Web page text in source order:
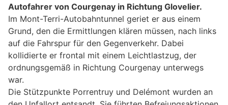
Autofahrer von Courgenay in Richtung Glovelier.
Im Mont-Terri-Autobahntunnel geriet er aus einem
Grund, den die Ermittlungen klären müssen, nach links
auf die Fahrspur für den Gegenverkehr. Dabei
kollidierte er frontal mit einem Leichtlastzug, der
ordnungsgemäß in Richtung Courgenay unterwegs
war.
Die Stützpunkte Porrentruy und Delémont wurden an